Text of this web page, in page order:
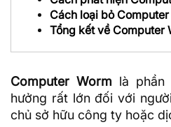
Cách loại bỏ
Tổng kết về Computer
Computer Worm là phần
hưởng rất lớn đối với
chủ sở hữu công ty hoặc